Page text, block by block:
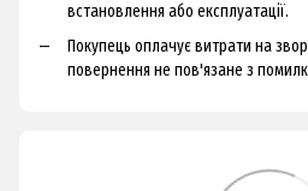
встановлення або експлуатації.
Покупець оплачує витрати на
повернення не пов'язане з